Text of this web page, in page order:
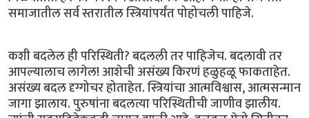
समाजातील सर्व स्तरातील स्त्रियांपर्यंत पोहोचली पाहिजे.
कशी बदलेल ही परिस्थिती? बदलली तर पाहिजेच. बदलावी तर
आपल्यालाच लागेल! आशेची असंख्य किरणं हळुहळू फाकताहेत.
असंख्य बदल दृग्गोचर होताहेत. स्त्रियांचा आत्मविश्वास, आत्मसन्मान
जागा झालाय. पुरुषांना बदलत्या परिस्थितीची जाणीव झालीय.